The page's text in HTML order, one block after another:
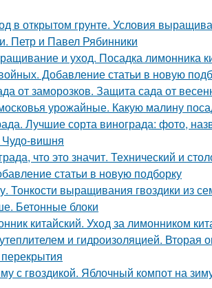
в открытом грунте. Условия
Петр и Павел Рябинники
и уход. Посадка лимонника
Добавление статьи в новую
от заморозков. Защита сада от
урожайные. Какую малину
Лучшие сорта винограда: фото,
вишня
что это значит. Технический и
статьи в новую подборку
Тонкости выращивания гвоздики из
Бетонные блоки
китайский. Уход за лимонником
и гидроизоляцией.
с гвоздикой. Яблочный компот на